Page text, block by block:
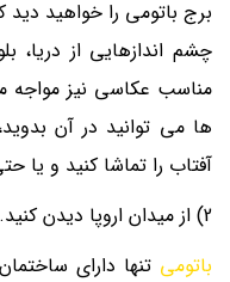
چشم اندازهایی از دریا،
مناسب عکاسی نیز
ها می توانید در آن
آفتاب را تماشا کنید و یا
2) از میدان اروپا دیدن کنید.
باتومیتنها دارای